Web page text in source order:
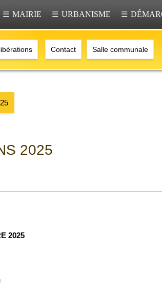
☰ MAIRIE ☰ URBANISME ☰
Contact Salle communale
2025
2025